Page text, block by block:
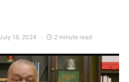
18, 2024 2 minute read